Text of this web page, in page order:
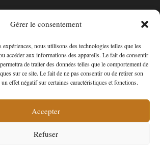
Gérer le consentement
nous utilisons des technologies telles que les
accéder aux informations des appareils. Le fait de consentir
de traiter des données telles que le comportement de
sur ce site. Le fait de ne pas consentir ou de retirer son
effet négatif sur certaines caractéristiques et fonctions.
Accepter
Refuser